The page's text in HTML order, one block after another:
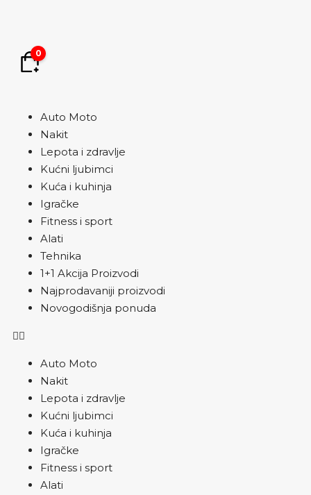
0
Auto Moto
Nakit
Lepota i zdravlje
Kućni ljubimci
Kuća i kuhinja
Igračke
Fitness i sport
Alati
Tehnika
1+1 Akcija Proizvodi
Najprodavaniji proizvodi
Novogodišnja ponuda
Auto Moto
Nakit
Lepota i zdravlje
Kućni ljubimci
Kuća i kuhinja
Igračke
Fitness i sport
Alati